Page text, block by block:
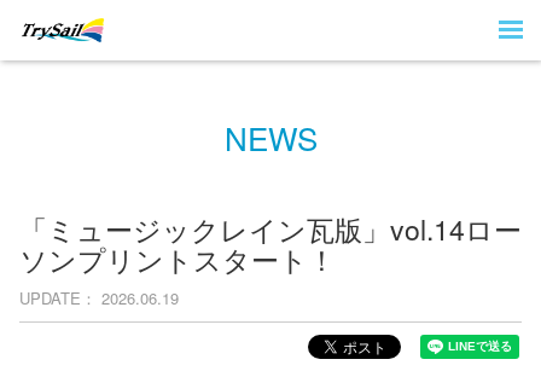
NEWS
「ミュージックレイン瓦版」vol.14ロー
ソンプリントスタート！
UPDATE 2026.06.19